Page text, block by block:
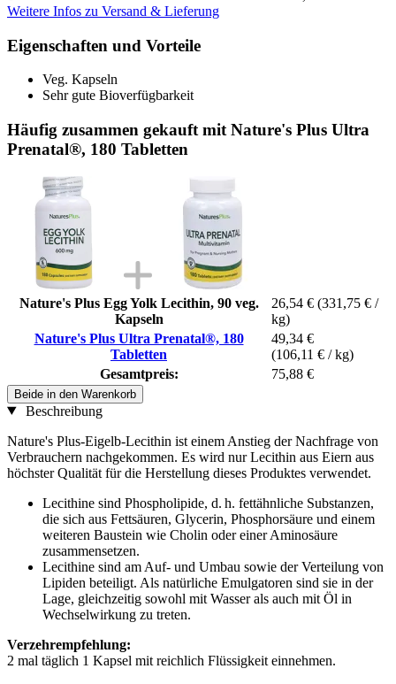
Weitere Infos zu Versand & Lieferung
Eigenschaften und Vorteile
Veg. Kapseln
Sehr gute Bioverfügbarkeit
Häufig zusammen gekauft mit Nature's Plus Ultra
Prenatal®, 180 Tabletten
Nature's Plus Egg Yolk Lecithin, 90 veg.
Kapseln
26,54 € (331,75 € /
kg)
Nature's Plus Ultra Prenatal®, 180
Tabletten
49,34 €
(106,11 € / kg)
Gesamtpreis:
75,88 €
Beide in den Warenkorb
Beschreibung
Nature's Plus-Eigelb-Lecithin ist einem Anstieg der Nachfrage von
Verbrauchern nachgekommen. Es wird nur Lecithin aus Eiern aus
höchster Qualität für die Herstellung dieses Produktes verwendet.
Lecithine sind Phospholipide, d. h. fettähnliche Sub­stanzen,
die sich aus Fettsäuren, Glycerin, Phosphorsäure und einem
weiteren Baustein wie Cholin oder einer Aminosäure
zusammensetzen.
Lecithine sind am Auf- und Umbau sowie der Verteilung von
Lipiden beteiligt. Als natürliche Emulgatoren sind sie in der
Lage, gleichzeitig sowohl mit Wasser als auch mit Öl in
Wechselwirkung zu treten.
Verzehrempfehlung:
2 mal täglich 1 Kapsel mit reichlich Flüssigkeit einnehmen.